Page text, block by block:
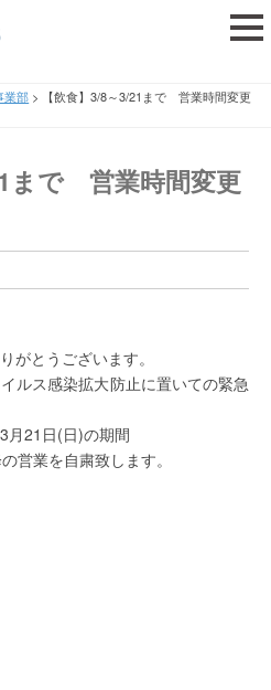
業部 >
【飲食】3/8～3/21まで 営業時間変更
まで 営業時間変更
がとうございます。
ルス感染拡大防止に置いての緊急
月21日(日)の期間
営業を自粛致します。